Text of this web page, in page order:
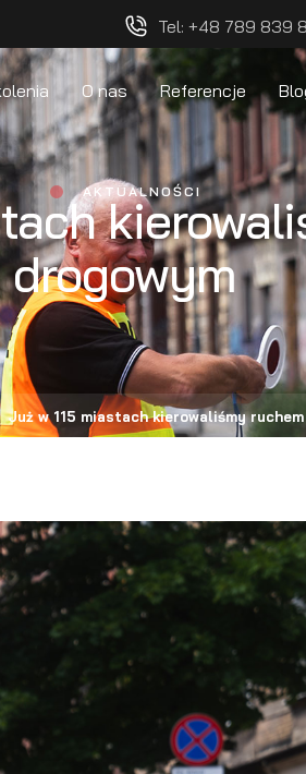
Tel: +48 789 839
O nas Referencje
AKTUALNOŚCI
drogowym
Już w 115 miastach kierowaliśmy